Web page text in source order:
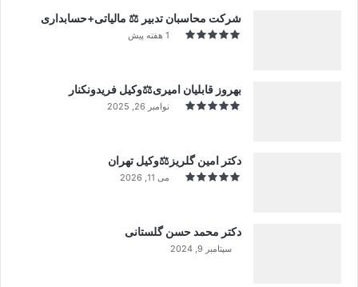
شرکت محاسبان تدبیر ⚖️ مالیاتی+حسابداری
1 هفته پیش
بهروز قابلیان امیری⚖️وکیل فریدونکنار
نوامبر 26, 2025
دکتر امین گلریز⚖️وکیل تهران
می 11, 2026
دکتر محمد حسن گلستانی
سپتامبر 9, 2024